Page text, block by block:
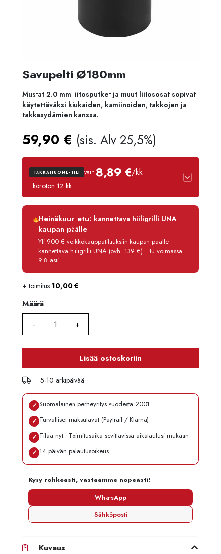
Savupelti Ø180mm
Mustat 2.0 mm liitosputket ja muut liitososat sopivat
käytettäväksi kiukaiden, kamiinoiden, takkojen ja
takkasydämien kanssa.
59,90 € (sis. Alv 25,5%)
TAKKAHUONE-TILI vain 8,89 €/kk
· koroton 12 kk
Luottoaika
12 kk
Korko
Käsittelymaksu
3,90 €/kk
Maksettava yhteensä
106,70 €
Heinäkuun etu: kannettava hiiligrilli UNA
kaupan päälle
Yli 900 € verkkokauppatilauksiin kaupan päälle
kannettava hiiligrilli UNA (ovh. 139 €). Etu voimassa
9.8 asti.
+ toimitus 10,00 €
Määrä
Määrä
Lisää ostoskoriin
5-10 arkipäivää
✓ Suomalainen perheyritys vuodesta 2001
✓ Turvalliset maksutavat (Paytrail / Klarna)
✓ Tilaa nyt - Toimitusaika sovittavissa aikataulusi mukaan
✓ 14 päivän palautusoikeus
Kysy rohkeasti, vastaamme nopeasti!
WhatsApp
Sähköposti
Kuvaus